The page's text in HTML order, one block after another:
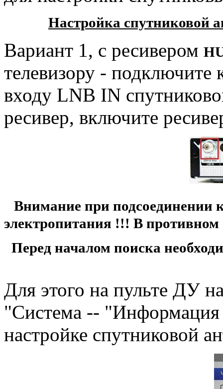
Настройка спутниковой
Вариант 1, с ресивером
телевизору - подключите
входу LNB IN
ресивер, включите
Внимание при подсоединении
электропитания !!! В противном
Перед началом поиска
Для этого на пульте ДУ
"Система -- "Информация
настройке спутниковой